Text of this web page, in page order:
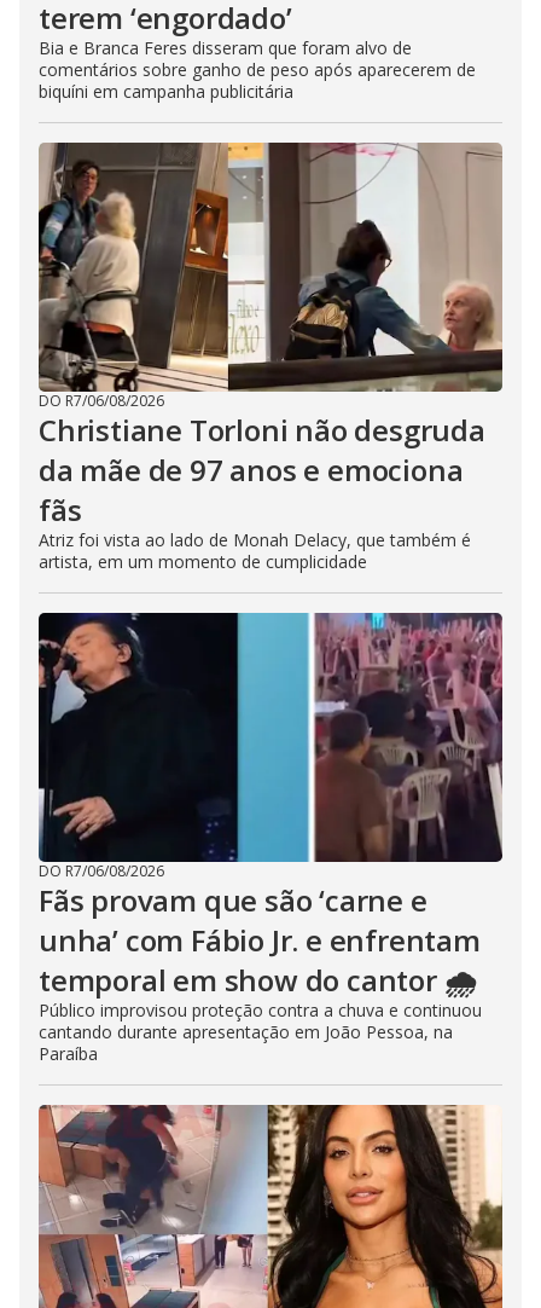
terem ‘engordado’
Bia e Branca Feres disseram que foram alvo de
comentários sobre ganho de peso após aparecerem de
biquíni em campanha publicitária
DO R7/06/08/2026
Christiane Torloni não desgruda
da mãe de 97 anos e emociona
fãs
Atriz foi vista ao lado de Monah Delacy, que também é
artista, em um momento de cumplicidade
DO R7/06/08/2026
Fãs provam que são ‘carne e
unha’ com Fábio Jr. e enfrentam
temporal em show do cantor 🌧️
Público improvisou proteção contra a chuva e continuou
cantando durante apresentação em João Pessoa, na
Paraíba